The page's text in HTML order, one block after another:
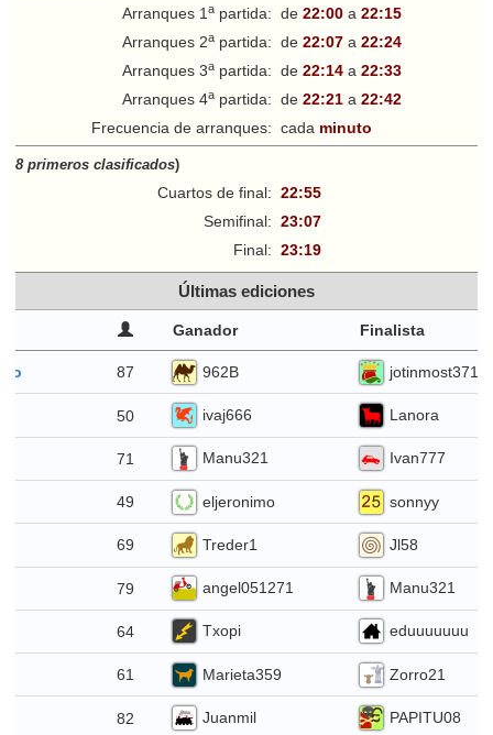
Arranques 1 a partida: de 22:00 a 22:15
Arranques 2a partida: de 22:07 a 22:24
Arranques 3a partida: de 22:14 a 22:33
Arranques 4a partida: de 22:21 a 22:42
Frecuencia de arranques: cada minuto
8 primeros clasificados)
Cuartos de final: 22:55
Semifinal: 23:07
Final: 23:19
Últimas ediciones
Ganador Finalista
87 962B jotinmost371
50 ivaj666 Lanora
71 Manu321 Ivan777
49 eljeronimo sonnyy
69 Treder1 Jl58
79 angel051271 Manu321
64 Txopi eduuuuuuu
61 Marieta359 Zorro21
82 Juanmil PAPITU08